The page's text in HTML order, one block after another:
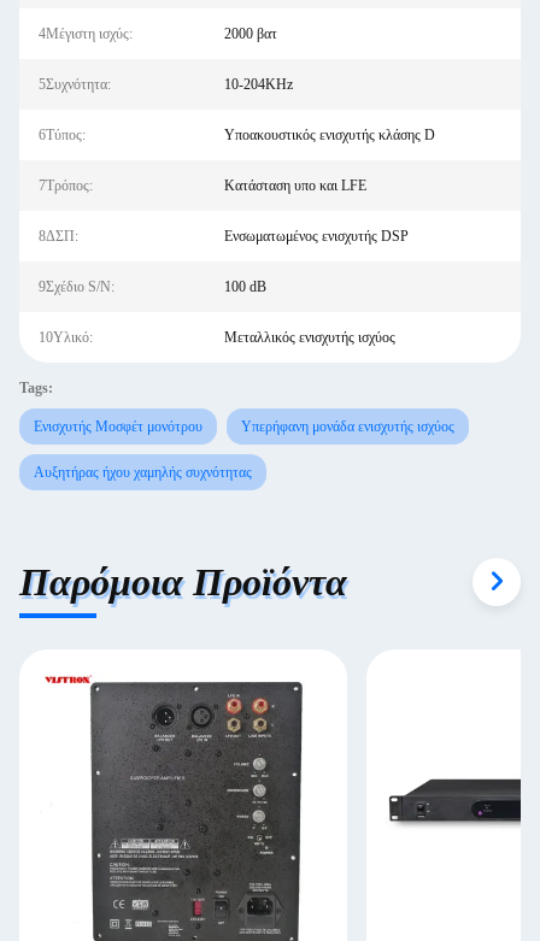
4Μέγιστη ισχύς: 2000 βατ
5Συχνότητα: 10-204KHz
6Τύπος: Υποακουστικός ενισχυτής κλάσης D
7Τρόπος: Κατάσταση υπο και LFE
8ΔΣΠ: Ενσωματωμένος ενισχυτής DSP
9Σχέδιο S/N: 100 dB
10Υλικό: Μεταλλικός ενισχυτής ισχύος
Tags:
Ενισχυτής Μοσφέτ μονότρου Υπερήφανη μονάδα ενισχυτής ισχύος
Αυξητήρας ήχου χαμηλής συχνότητας
Παρόμοια Προϊόντα